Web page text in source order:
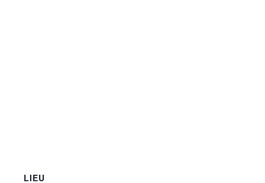
LIEU